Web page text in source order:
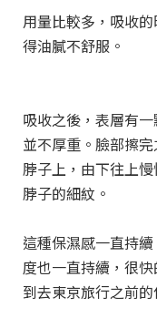
用量比較多，吸收
得油膩不舒服。
吸收之後，表層有
並不厚重。臉部擦
脖子上，由下往上
脖子的細紋。
這種保濕感一直持
度也一直持續，很
到去東京旅行之前的